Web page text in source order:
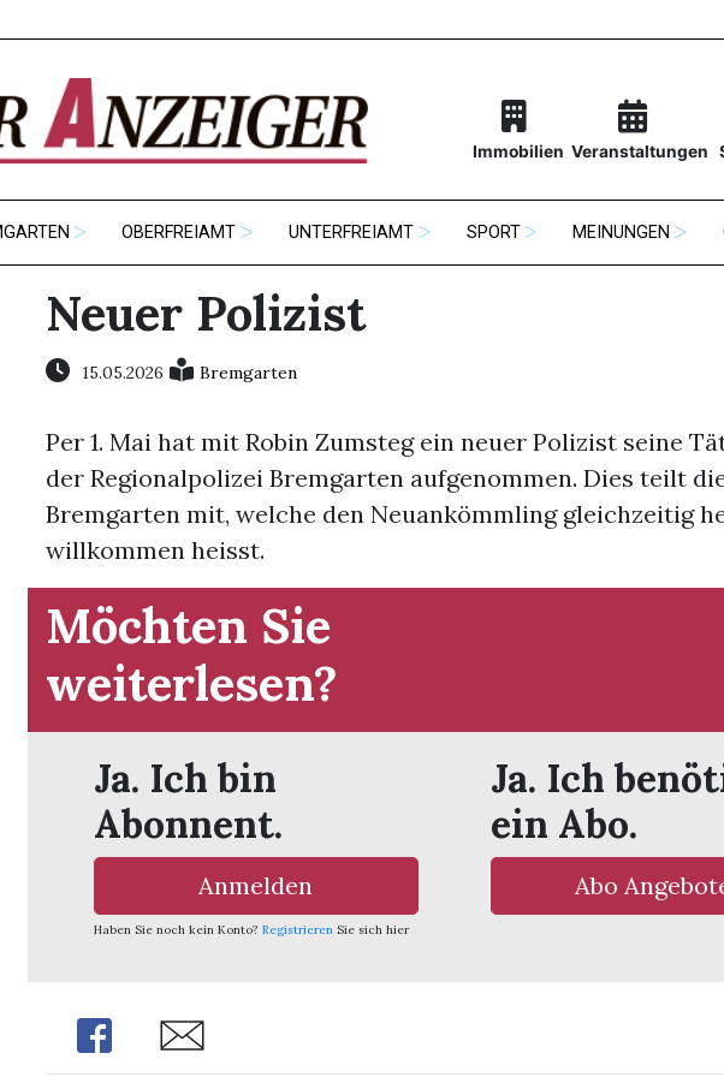
Immobilien Veranstaltungen
OBERFREIAMT UNTERFREIAMT SPORT MEINUNGEN
Neuer Polizist
15.05.2026 Bremgarten
Per 1. Mai hat mit Robin Zumsteg ein neuer Polizist seine
der Regionalpolizei Bremgarten aufgenommen. Dies teilt
Bremgarten mit, welche den Neuankömmling gleichzeitig
willkommen heisst.
Möchten Sie
weiterlesen?
Ja. Ich bin
Abonnent.
Anmelden
Haben Sie noch kein Konto? Registrieren Sie sich hier
Ja. Ich
ein Abo.
Abo
Share Share